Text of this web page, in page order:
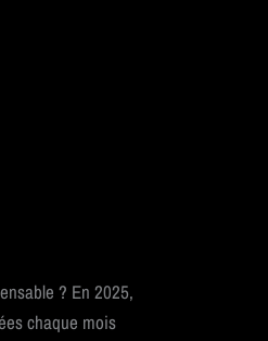
? En 2025,
chaque mois